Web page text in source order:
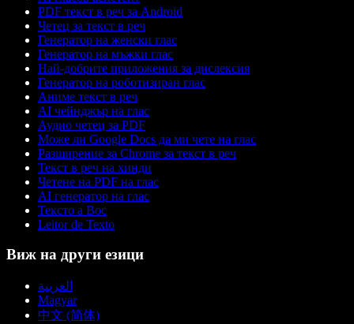
PDF текст в реч за Android
Четец за текст в реч
Генератор на женски глас
Генератор на мъжки глас
Най-добрите приложения за дислексия
Генератор на роботизиран глас
Аниме текст в реч
AI чейнджър на глас
Аудио четец за PDF
Може ли Google Docs да ми чете на глас
Разширение за Chrome за текст в реч
Текст в реч на хинди
Четене на PDF на глас
AI генератор на глас
Тексто а Вос
Leitor de Texto
Виж на други езици
العربية
Magyar
中文 (简体)